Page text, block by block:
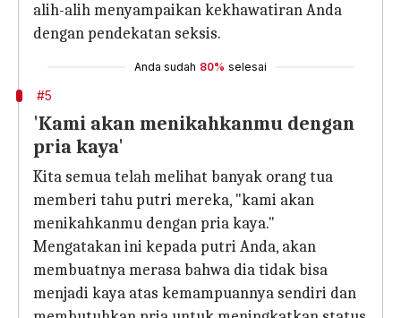
alih-alih menyampaikan kekhawatiran Anda
dengan pendekatan seksis.
Anda sudah 80% selesai
#5
'Kami akan menikahkanmu dengan
pria kaya'
Kita semua telah melihat banyak orang tua
memberi tahu putri mereka, "kami akan
menikahkanmu dengan pria kaya."
Mengatakan ini kepada putri Anda, akan
membuatnya merasa bahwa dia tidak bisa
menjadi kaya atas kemampuannya sendiri dan